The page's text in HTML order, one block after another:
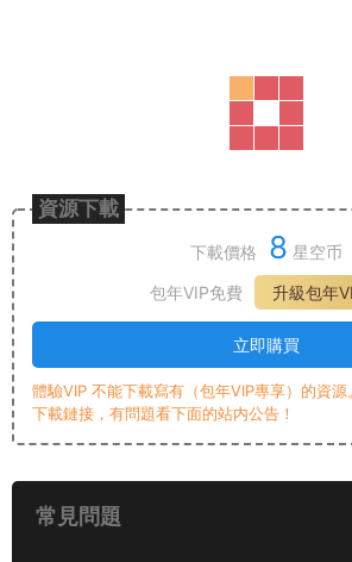
資源下載
下載價格 8 星空币
包年VIP免費
升級包年
立即購買
體驗VIP 不能下載寫有（包年VIP專享）的資
下載鏈接，有問題看下面的站内公告！
常見問題